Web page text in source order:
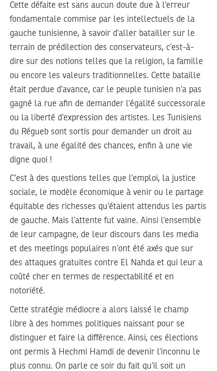
Cette défaite est sans aucun doute due à l’erreur
fondamentale commise par les intellectuels de la
gauche tunisienne, à savoir d’aller batailler sur le
terrain de prédilection des conservateurs, c’est-à-
dire sur des notions telles que la religion, la famille
ou encore les valeurs traditionnelles. Cette bataille
était perdue d’avance, car le peuple tunisien n’a pas
gagné la rue afin de demander l’égalité successorale
ou la liberté d’expression des artistes. Les Tunisiens
du Régueb sont sortis pour demander un droit au
travail, à une égalité des chances, enfin à une vie
digne quoi !
C’est à des questions telles que l’emploi, la justice
sociale, le modèle économique à venir ou le partage
équitable des richesses qu’étaient attendus les partis
de gauche. Mais l’attente fut vaine. Ainsi l’ensemble
de leur campagne, de leur discours dans les media
et des meetings populaires n’ont été axés que sur
des attaques gratuites contre El Nahda et qui leur a
coûté cher en termes de respectabilité et en
notoriété.
Cette stratégie médiocre a alors laissé le champ
libre à des hommes politiques naissant pour se
distinguer et faire la différence. Ainsi, ces élections
ont permis à Hechmi Hamdi de devenir l’inconnu le
plus connu. On parle ce soir du fait qu’il soit un